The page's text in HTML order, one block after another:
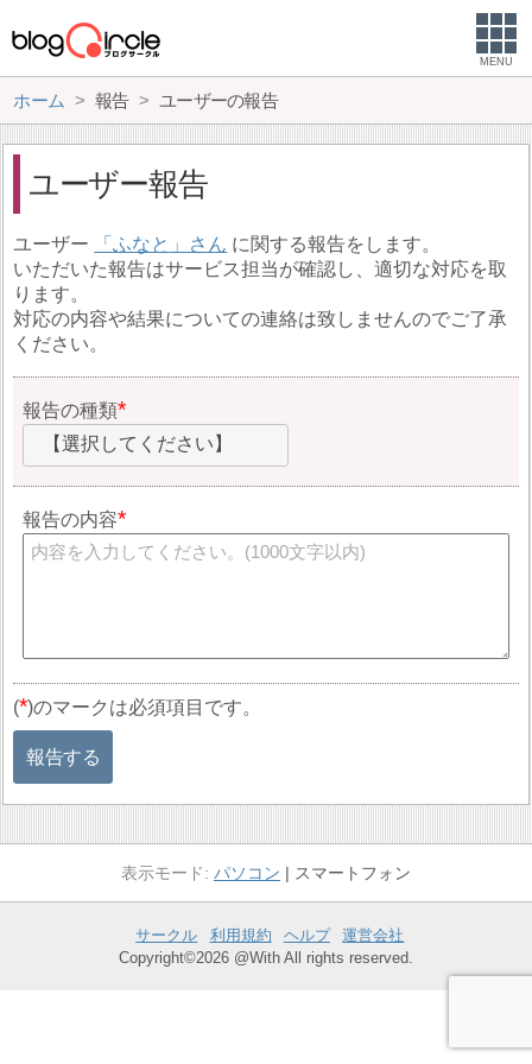
MENU
ホーム 報告 ユーザーの報告
ユーザー報告
ユーザー ふなと
に関する報告をします。
いただいた報告はサービス担当が確認し、適切な対応を取
ります。
対応の内容や結果についての連絡は致しませんのでご了承
ください。
報告の種類
【選択してください】
報告の内容
(*)のマークは必須項目です。
報告する
パソコン スマートフォン
サークル 利用規約 ヘルプ
運営会社
Copyright©2026 @With All rights reserved.